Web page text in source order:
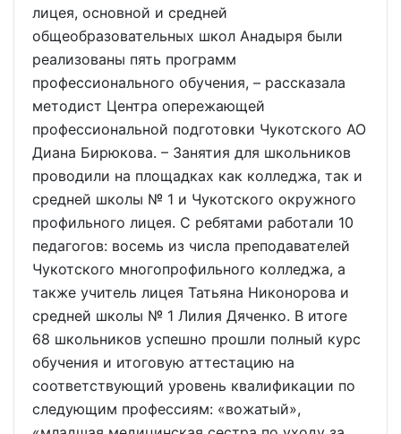
лицея, основной и средней
общеобразовательных школ Анадыря были
реализованы пять программ
профессионального обучения, – рассказала
методист Центра опережающей
профессиональной подготовки Чукотского АО
Диана Бирюкова. – Занятия для школьников
проводили на площадках как колледжа, так и
средней школы № 1 и Чукотского окружного
профильного лицея. С ребятами работали 10
педагогов: восемь из числа преподавателей
Чукотского многопрофильного колледжа, а
также учитель лицея Татьяна Никонорова и
средней школы № 1 Лилия Дяченко. В итоге
68 школьников успешно прошли полный курс
обучения и итоговую аттестацию на
соответствующий уровень квалификации по
следующим профессиям: «вожатый»,